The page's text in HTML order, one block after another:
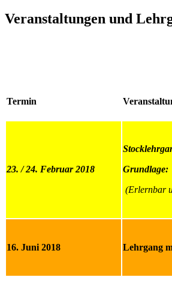
Veranstaltungen und
Termin
23. / 24. Februar 2018
Grundlage:
(Erlernbar
16. Juni 2018 Lehrgang